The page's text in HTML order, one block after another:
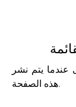
عندما يتم نشر
هذه الصفحة.